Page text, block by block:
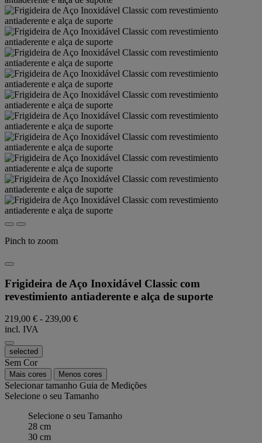
Pinch to zoom
Frigideira de Aço Inoxidável Classic com
revestimiento antiaderente e alça de suporte
219,00 € - 239,00 €
incl. IVA
selected
Sem Cor
Mais cores Menos cores
Selecionar tamanho Guia de Medições
Selecione o seu Tamanho
Selecione o seu Tamanho
28 cm
30 cm